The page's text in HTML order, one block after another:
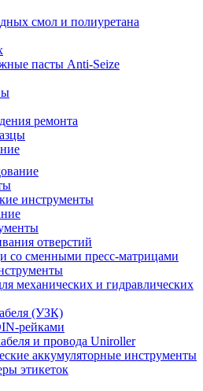
смол и полиуретана
пасты Anti-Seize
ремонта
инструменты
отверстий
со сменными пресс-матрицами
механических и гидравлических
(УЗК)
рейками
и провода Uniroller
аккумуляторные инструменты
этикеток